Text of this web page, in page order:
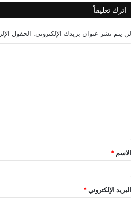
اترك تعليقاً
لن يتم نشر عنوان بريدك الإلكتروني. الحقول
الاسم *
البريد الإلكتروني*